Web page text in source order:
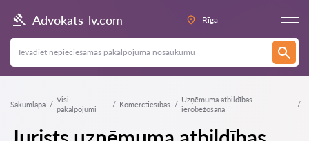
Advokats-lv.com Rīga
Sākumlapa
Visi
pakalpojumi
Komerctiesības
Uzņēmuma atbildības
ierobežošana